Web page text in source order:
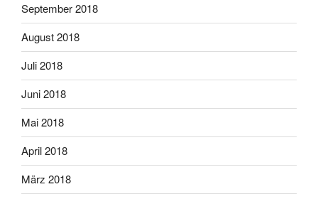
September 2018
August 2018
Juli 2018
Juni 2018
Mai 2018
April 2018
März 2018